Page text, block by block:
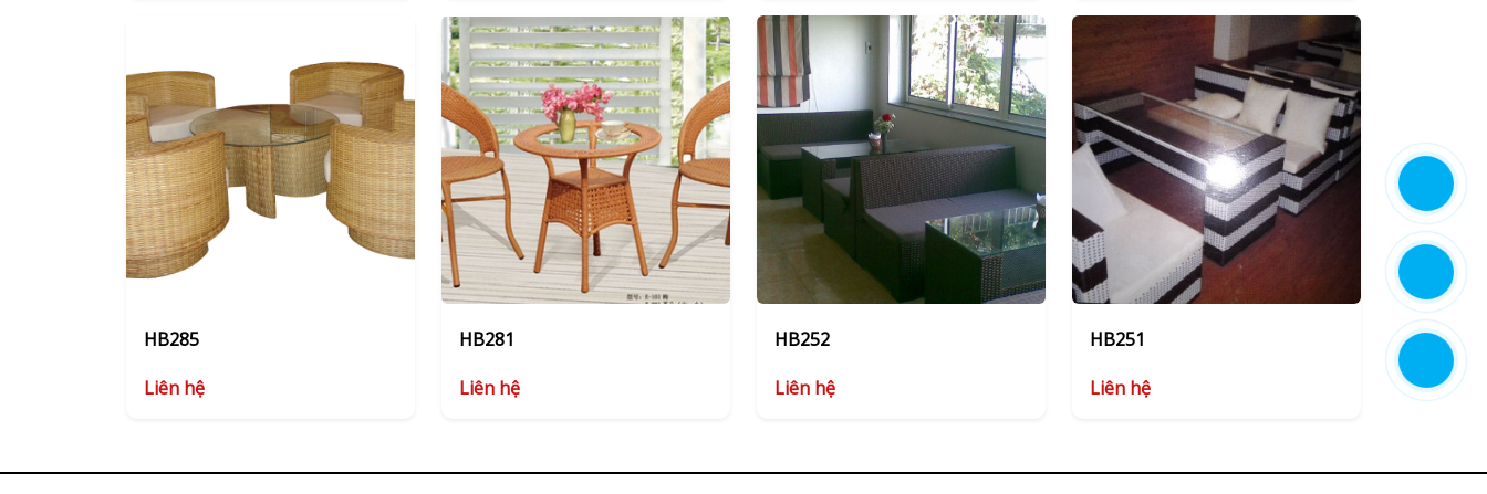
HB285
Liên hệ
HB281
Liên hệ
HB252
Liên hệ
HB251
Liên hệ